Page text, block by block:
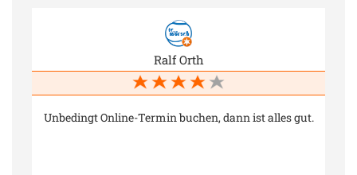
Ralf Orth
Unbedingt Online-Termin buchen, dann ist alles gut.